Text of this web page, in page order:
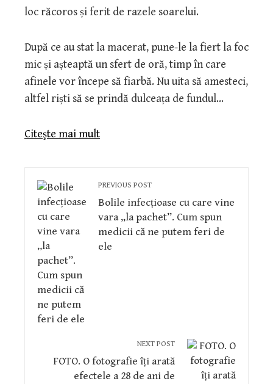
loc răcoros și ferit de razele soarelui.
După ce au stat la macerat, pune-le la fiert la foc
mic și așteaptă un sfert de oră, timp în care
afinele vor începe să fiarbă. Nu uita să amesteci,
altfel riști să se prindă dulceața de fundul…
Citeşte mai mult
PREVIOUS POST
Bolile infecțioase cu care vine
vara „la pachet”. Cum spun
medicii că ne putem feri de
ele
NEXT POST
FOTO. O fotografie îți arată
efectele a 28 de ani de